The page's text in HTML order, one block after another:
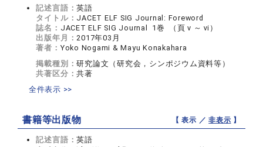
記述言語：英語
タイトル： JACET ELF SIG Journal: Foreword
誌名： JACET ELF SIG Journal 1巻 （頁 ⅴ ～ ⅵ）
出版年月：2017年03月
著者： Yoko Nogami & Mayu Konakahara
掲載種別：研究論文（研究会，シンポジウム資料等）
共著区分：共著
全件表示 >>
書籍等出版物 【 表示 ／非表示 】
記述言語：英語